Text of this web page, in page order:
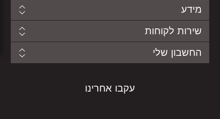
מידע
שירות לקוחות
החשבון שלי
עקבו אחרינו